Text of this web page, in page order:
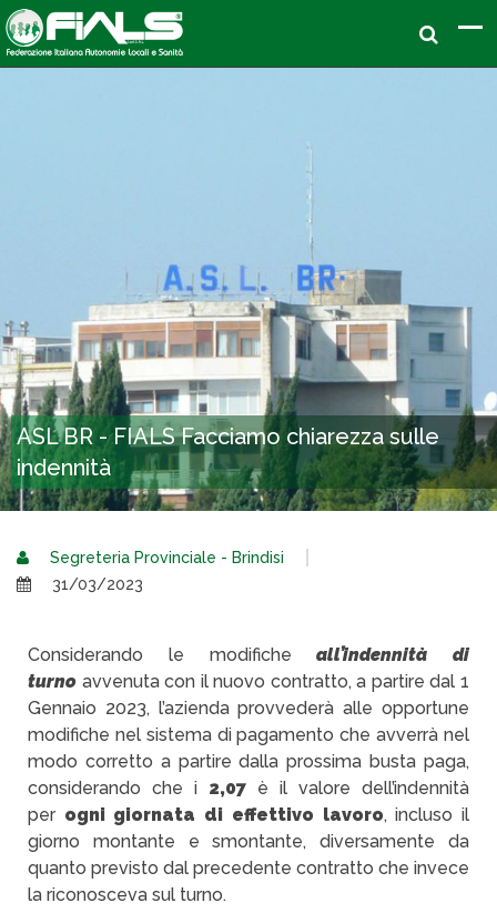
ASL BR - FIALS Facciamo chiarezza sulle
indennità
Segreteria Provinciale - Brindisi
31/03/2023
Considerando le modificheall’indennità di
turno avvenuta con il nuovo contratto, a partire dal 1
Gennaio 2023, l’azienda provvederà alle opportune
modifiche nel sistema di pagamento che avverrà nel
modo corretto a partire dalla prossima busta paga,
considerando che i 2,07 è il valore dell’indennità
per ogni giornata di effettivo lavoro, incluso il
giorno montante e smontante, diversamente da
quanto previsto dal precedente contratto che invece
la riconosceva sul turno.